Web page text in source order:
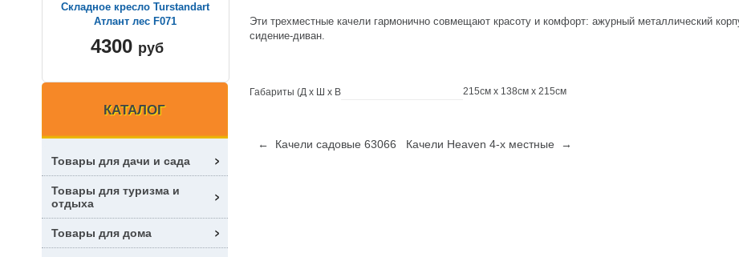
Эти трехместные качели гармонично совмещают красоту и комфорт: ажурный металлический
сидение-диван.
Габариты (Д х Ш х В 215см x 138см x 215см
← Качели садовые 63066 Качели Heaven 4-х местные →
Складное кресло Turstandart
Атлант лес F071
4300 руб
КАТАЛОГ
Товары для дачи и сада
Товары для туризма и
отдыха
Товары для дома